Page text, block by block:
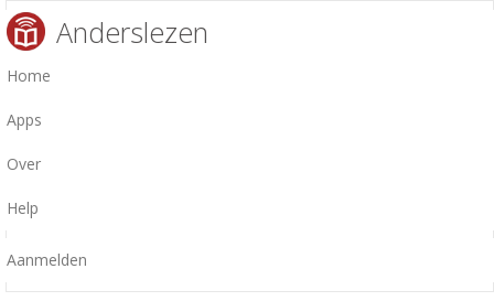
Anderslezen
Home
Apps
Over
Help
Aanmelden